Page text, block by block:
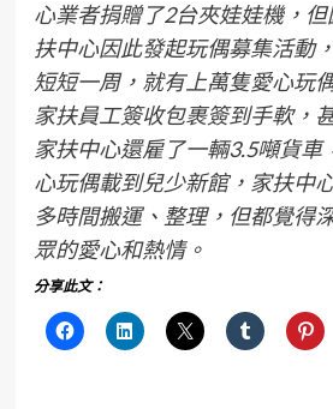
心業者捐贈了2台夾娃娃機，
扶中心因此發起玩偶募集活動
短短一周，就有上萬隻愛心玩
家扶員工簽收包裹簽到手軟，
家扶中心還雇了一輛3.5噸貨車
心玩偶載到兒少新館，家扶中
多時間搬運、整理，但都覺得
眾的愛心和熱情。
分享此文：